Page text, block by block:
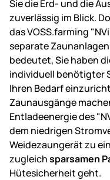
Sie die Erd- und die
zuverlässig im Blick.
das VOSS.farming
separate
bedeutet, Sie haben
individuell benötigter
Ihren Bedarf
Zaunausgänge
Entladeenergie des
dem niedrigen
Weidezaungerät zu
zugleichsparsamen
Hütesicherheit geht.